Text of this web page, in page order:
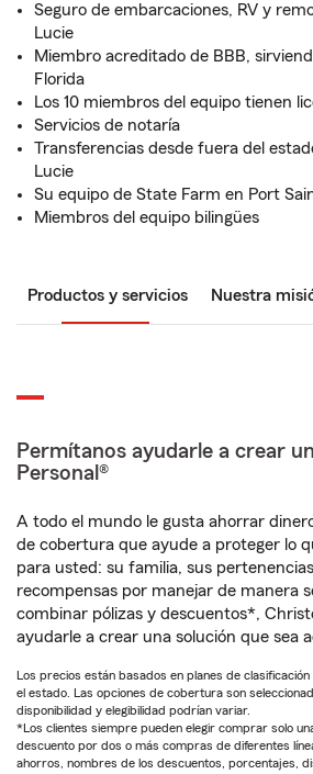
Seguro de embarcaciones, RV y
Lucie
Miembro acreditado de BBB,
Florida
Los 10 miembros del equipo tienen
Servicios de notaría
Transferencias desde fuera del
Lucie
Su equipo de State Farm en Port
Miembros del equipo bilingües
Productos y servicios Nuestra
Permítanos ayudarle a crear
Personal®
A todo el mundo le gusta ahorrar
de cobertura que ayude a proteger lo
para usted: su familia, sus
recompensas por manejar de manera
combinar pólizas y descuentos*,
ayudarle a crear una solución que sea
Los precios están basados en planes de
el estado. Las opciones de cobertura son
disponibilidad y elegibilidad podrían variar.
*Los clientes siempre pueden elegir comprar solo
descuento por dos o más compras de diferentes
ahorros, nombres de los descuentos, porcentajes,